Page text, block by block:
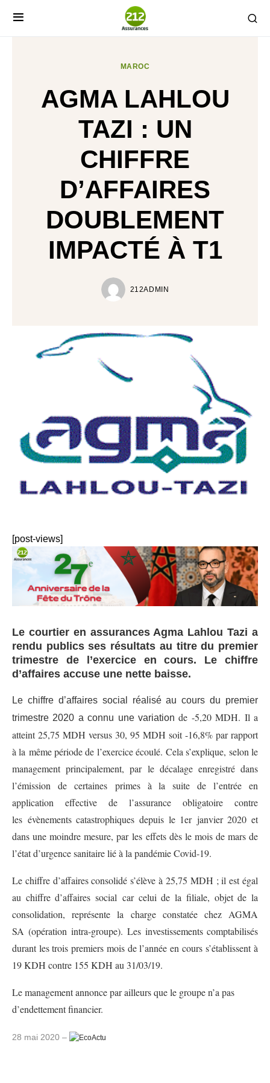
MAROC
AGMA LAHLOU
TAZI : UN
CHIFFRE
D’AFFAIRES
DOUBLEMENT
IMPACTÉ À T1
212ADMIN
[post-views]
Le courtier en assurances Agma Lahlou Tazi a
rendu publics ses résultats au titre du premier
trimestre de l’exercice en cours. Le chiffre
d’affaires accuse une nette baisse.
Le chiffre d’affaires social réalisé au cours du premier
trimestre 2020 a connu une variationde -5,20 MDH. Il a
atteint 25,75 MDH versus 30, 95 MDH soit -16,8% par rapport
à la même période de l’exercice écoulé. Cela s’explique, selon le
management principalement, par le décalage enregistré dans
l’émission de certaines primes à la suite de l’entrée en
application effective de l’assurance obligatoire contre
les évènements catastrophiques depuis le 1erjanvier 2020 et
dans une moindre mesure, parles effets dès le mois de mars de
l’état d’urgence sanitaire lié à la pandémie Covid-19.
Le chiffre d’affaires consolidé s’élève à 25,75 MDH ; il est égal
au chiffre d’affaires social car celui de la filiale, objet de la
consolidation, représente la charge constatée chez AGMA
SA(opération intra-groupe). Les investissements comptabilisés
durant les trois premiers mois de l’année en courss’établissent à
19 KDH contre 155 KDH au 31/03/19.
Le management annonce par ailleurs que le groupe n’a pas
d’endettement financier.
28 mai 2020 –